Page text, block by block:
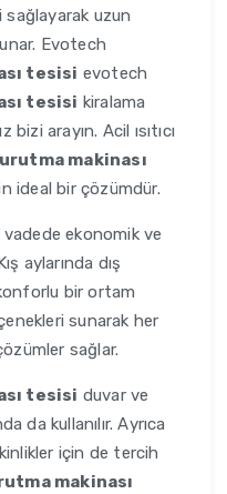
sağlayarak uzun
Evotech
tesisi evotech
tesisi kiralama
arayın. Acil ısıtıcı
makinası
ideal bir çözümdür.
vadede ekonomik ve
aylarında dış
bir ortam
sunarak her
sağlar.
tesisi duvar ve
da kullanılır. Ayrıca
için de tercih
makinası